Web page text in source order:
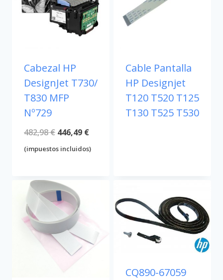
Cabezal HP
DesignJet T730/
T830 MFP
Nº729
482,98€ El
precio
482,98 €.
446,49 €El
precio
(impuestos incluidos)
Cable Pantalla
HP Designjet
T120 T520 T125
T130 T525 T530
CQ890-67059